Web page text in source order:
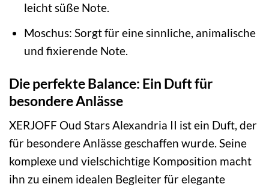
leicht süße Note.
Moschus: Sorgt für eine sinnliche, animalische
und fixierende Note.
Die perfekte Balance: Ein Duft für
besondere Anlässe
XERJOFF Oud Stars Alexandria II ist ein Duft, der
für besondere Anlässe geschaffen wurde. Seine
komplexe und vielschichtige Komposition macht
ihn zu einem idealen Begleiter für elegante